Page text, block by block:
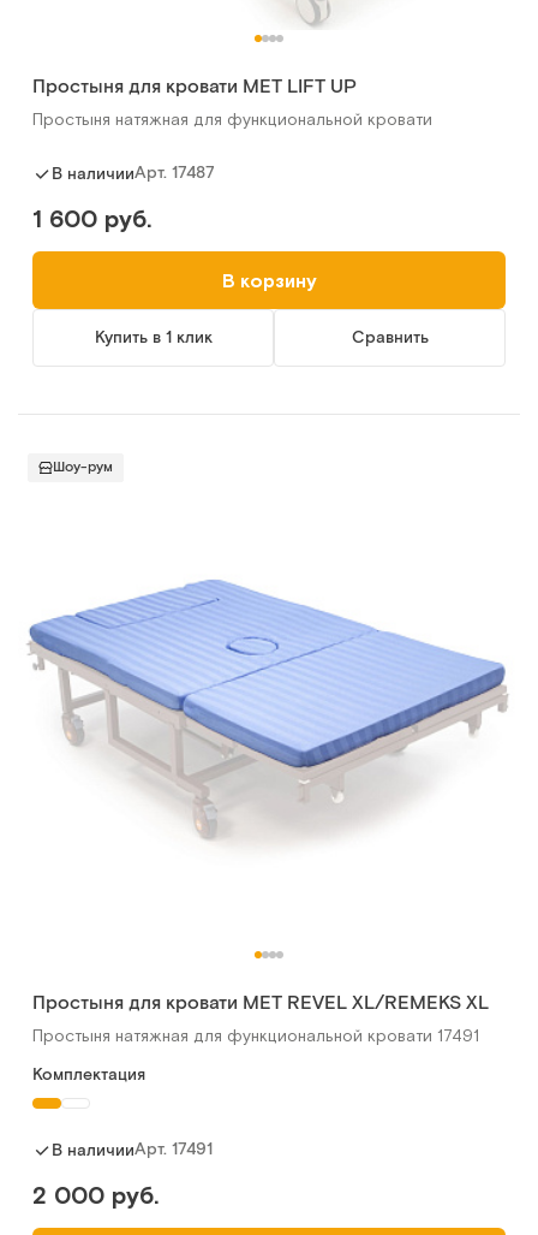
Простыня для кровати МЕТ LIFT UP
Простыня натяжная для функциональной кровати
В наличииАрт. 17487
1 600 руб.
В корзину
Купить в 1 клик Сравнить
Шоу-рум
Простыня для кровати МЕТ REVEL XL/REMEKS XL
Простыня натяжная для функциональной кровати 17491
Комплектация
В наличииАрт. 17491
2 000 руб.